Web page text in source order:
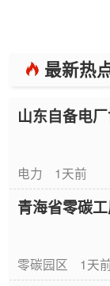
最新热
山东自备电
电力 1天前
青海省零碳
零碳园区 1天